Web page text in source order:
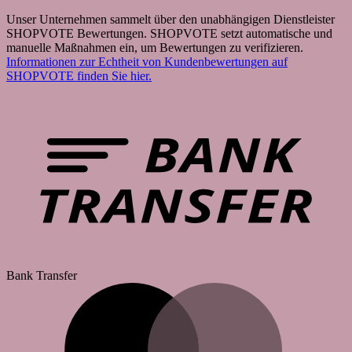
Unser Unternehmen sammelt über den unabhängigen Dienstleister
SHOPVOTE Bewertungen. SHOPVOTE setzt automatische und
manuelle Maßnahmen ein, um Bewertungen zu verifizieren.
Informationen zur Echtheit von Kundenbewertungen auf
SHOPVOTE finden Sie hier.
Bank Transfer